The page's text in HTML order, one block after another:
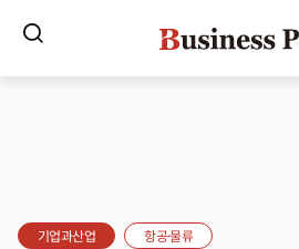
기업과산업 항공·물류